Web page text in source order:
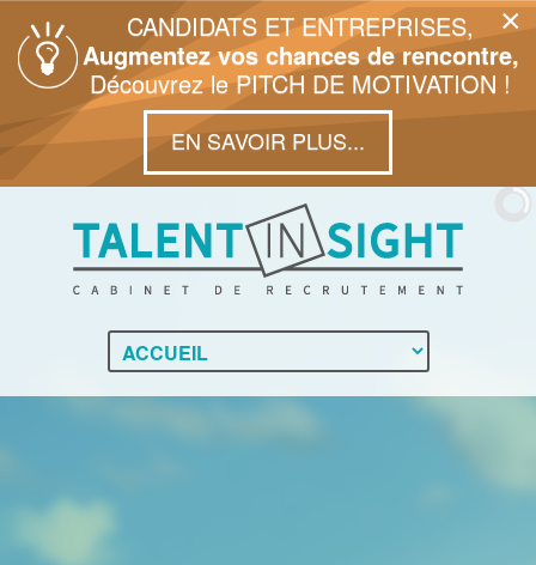
×
CANDIDATS ET ENTREPRISES,
Augmentez vos chances de rencontre,
Découvrez le PITCH DE MOTIVATION !
EN SAVOIR PLUS...